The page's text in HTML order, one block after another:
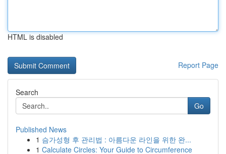
HTML is disabled
Report Page
Search
Go
Published News
1 슴가성형 후 관리법 : 아름다운 라인을 위한 완...
1 Calculate Circles: Your Guide to Circumference